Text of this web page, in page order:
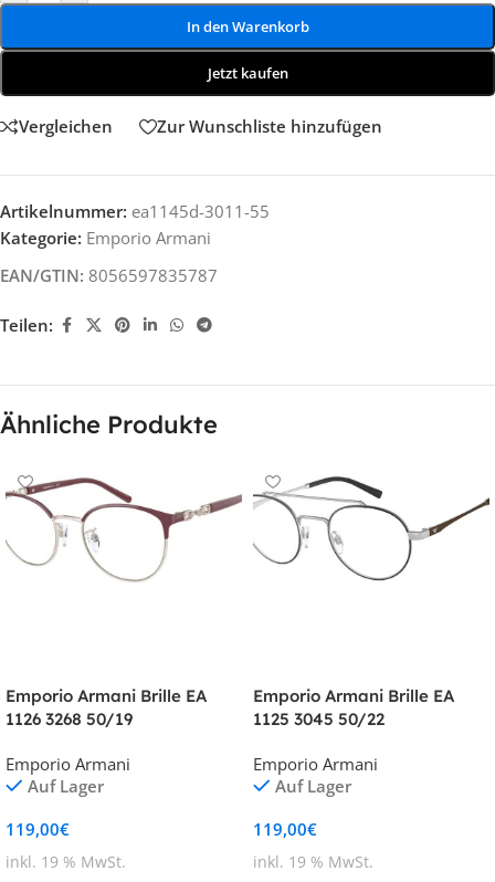
In den Warenkorb
Jetzt kaufen
Vergleichen Zur Wunschliste hinzufügen
Artikelnummer: ea1145d-3011-55
Kategorie: Emporio Armani
EAN/GTIN: 8056597835787
Teilen:
Ähnliche Produkte
Emporio Armani Brille EA
1126 3268 50/19
Emporio Armani
Auf Lager
119,00€
inkl. 19 % MwSt.
Emporio Armani Brille EA
1125 3045 50/22
Emporio Armani
Auf Lager
119,00€
inkl. 19 % MwSt.